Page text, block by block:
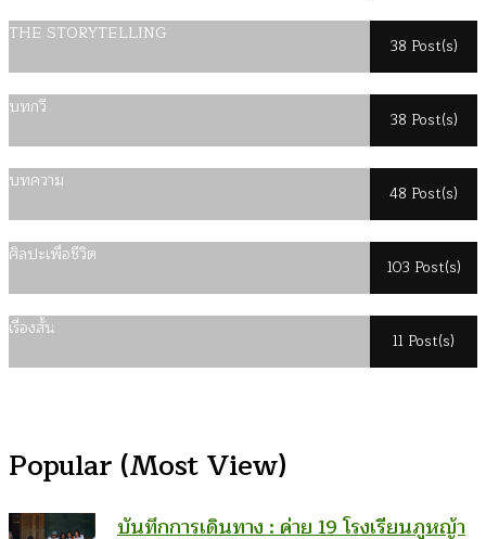
THE STORYTELLING
38 Post(s)
บทกวี
38 Post(s)
บทความ
48 Post(s)
ศิลปะเพื่อชีวิต
103 Post(s)
เรื่องสั้น
11 Post(s)
Popular (Most View)
บันทึกการเดินทาง : ค่าย 19 โรงเรียนภูหญ้า